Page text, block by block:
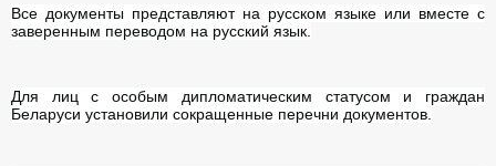
Все документы представляют на русском языке или вместе с
заверенным переводом на русский язык.
Для лиц с особым дипломатическим статусом и граждан
Беларуси установили сокращенные перечни документов.